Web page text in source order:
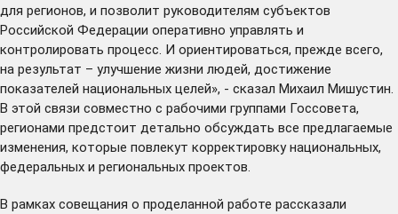
для регионов, и позволит руководителям субъектов
Российской Федерации оперативно управлять и
контролировать процесс. И ориентироваться, прежде всего,
на результат – улучшение жизни людей, достижение
показателей национальных целей», - сказал Михаил Мишустин.
В этой связи совместно с рабочими группами Госсовета,
регионами предстоит детально обсуждать все предлагаемые
изменения, которые повлекут корректировку национальных,
федеральных и региональных проектов.
В рамках совещания о проделанной работе рассказали